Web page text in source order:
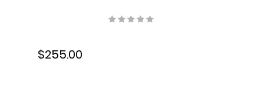
C11CJ67301
$255.00